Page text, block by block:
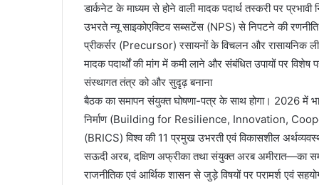
डार्कनेट के माध्यम से होने वाली मादक पदार्थ तस्करी पर प्रभावी
उभरते न्यू साइकोएक्टिव सब्सटेंस (NPS) से निपटने की रणनीति
प्रीकर्सर (Precursor) रसायनों के विचलन और रासायनिक
मादक पदार्थों की मांग में कमी लाने और संबंधित उपायों पर विशेष
संस्थागत तंत्र को और सुदृढ़ बनाना
बैठक का समापन संयुक्त घोषणा-पत्र के साथ होगा। 2026 में
निर्माण (Building for Resilience, Innovation,
(BRICS) विश्व की 11 प्रमुख उभरती एवं विकासशील
सऊदी अरब, दक्षिण अफ्रीका तथा संयुक्त अरब अमीरात—का
राजनीतिक एवं आर्थिक शासन से जुड़े विषयों पर परामर्श एवं